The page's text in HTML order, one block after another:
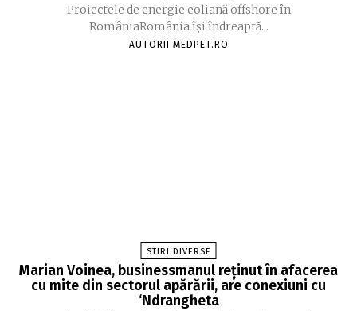
Proiectele de energie eoliană offshore în
RomâniaRomânia își îndreaptă...
AUTORII MEDPET.RO
STIRI DIVERSE
Marian Voinea, businessmanul reținut în afacerea
cu mite din sectorul apărării, are conexiuni cu
‘Ndrangheta